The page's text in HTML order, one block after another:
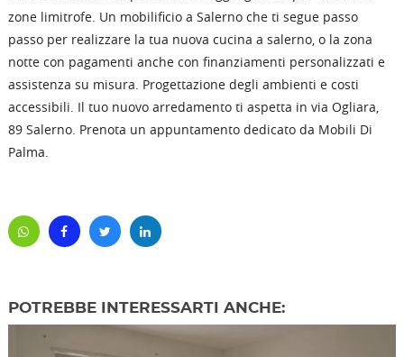
zone limitrofe. Un mobilificio a Salerno che ti segue passo
passo per realizzare la tua nuova cucina a salerno, o la zona
notte con pagamenti anche con finanziamenti personalizzati e
assistenza su misura. Progettazione degli ambienti e costi
accessibili. Il tuo nuovo arredamento ti aspetta in via Ogliara,
89 Salerno. Prenota un appuntamento dedicato da Mobili Di
Palma.
POTREBBE INTERESSARTI ANCHE: